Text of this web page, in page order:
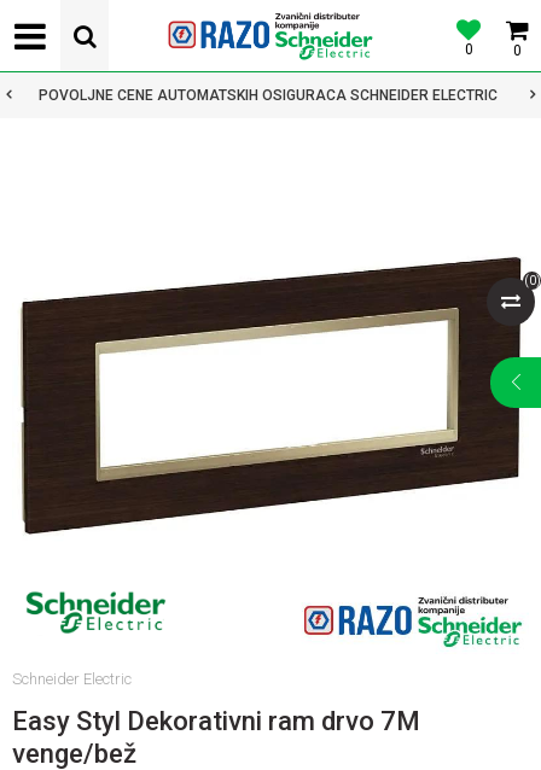
0
0
POVOLJNE CENE AUTOMATSKIH OSIGURACA SCHNEIDER ELECTRIC
(0)
Schneider Electric
Easy Styl Dekorativni ram drvo 7M
venge/bež